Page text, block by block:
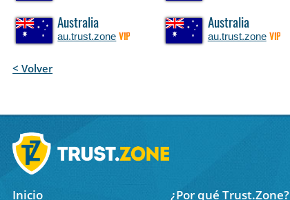
Australia
au.trust.zone VIP
Australia
au.trust.zone VIP
< Volver
Inicio ¿Por qué Trust.Zone?